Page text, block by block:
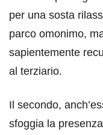
per una sosta
parco omonimo,
sapientemente
al terziario.
Il secondo,
sfoggia la